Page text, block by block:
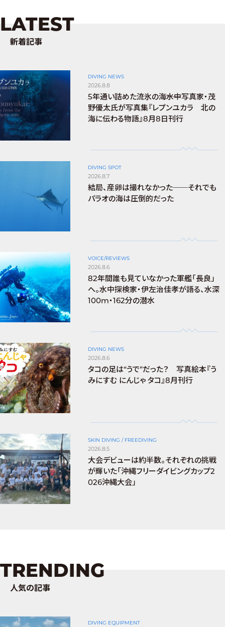
LATEST
新着記事
DIVING NEWS
2026.8.8
5年通い詰めた流氷の海――水中写真家・茂
野優太氏が写真集『レプンユカラ 北の
海に伝わる物語』8月8日刊行
DIVING SPOT
2026.8.7
結局、産卵は撮れなかった──それでも
パラオの海は圧倒的だった
VOICE/REVIEWS
2026.8.6
82年間誰も見ていなかった軍艦「長良」
へ。水中探検家・伊左治佳孝が語る、水深
100m・162分の潜水
DIVING NEWS
2026.8.6
タコの足は“うで”だった？ 写真絵本『う
みにすむ にんじゃ タコ』8月刊行
SKIN DIVING / FREEDIVING
2026.8.5
大会デビューは約半数。それぞれの挑戦
が輝いた「沖縄フリーダイビングカップ2
026沖縄大会」
TRENDING
人気の記事
DIVING EQUIPMENT